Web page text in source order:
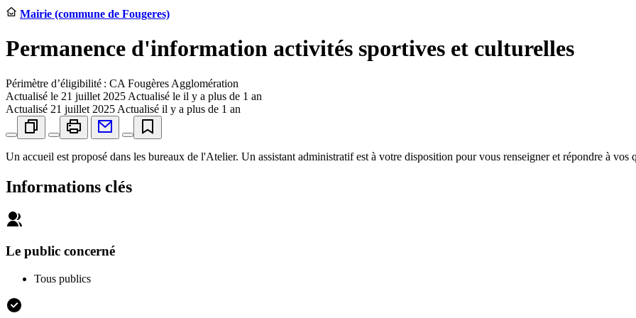
Mairie (commune de Fougeres)
Permanence d'information activités sportives et culturelles
Périmètre d’éligibilité : CA Fougères Agglomération
Actualisé le 21 juillet 2025 Actualisé le il y a plus de 1 an
Actualisé 21 juillet 2025 Actualisé il y a plus de 1 an
Un accueil est proposé dans les bureaux de l'Atelier. Un assistant administratif est à votre disposition pour vous renseigner et répondre à vos
Informations clés
Le public concerné
Tous publics